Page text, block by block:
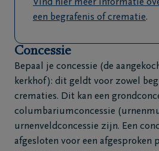
Vind hier meer informatie
een begrafenis of crematie.
Concessie
Bepaal je concessie (de
kerkhof): dit geldt voor zowel
crematies. Dit kan een
columbariumconcessie
urnenveldconcessie zijn. Een
afgesloten voor een afgesproken